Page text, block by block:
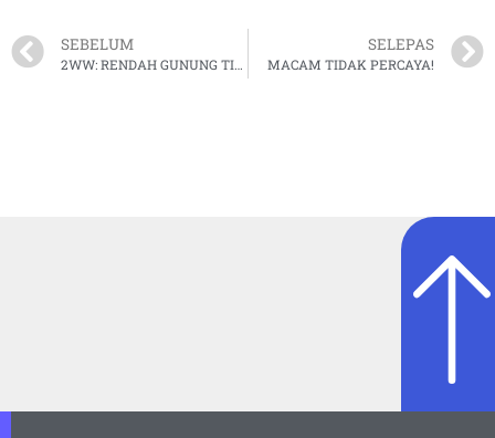
SEBELUM
2WW: RENDAH GUNUNG TINGGI HARAPAN
SELEPAS
MACAM TIDAK PERCAYA!